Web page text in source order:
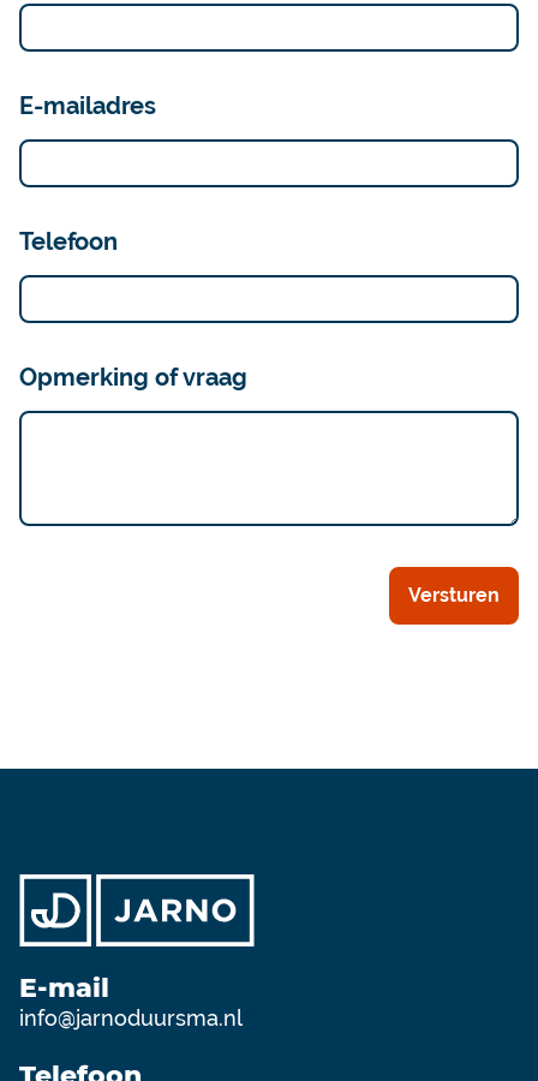
E-mailadres
Telefoon
Opmerking of vraag
E-mail
info@jarnoduursma.nl